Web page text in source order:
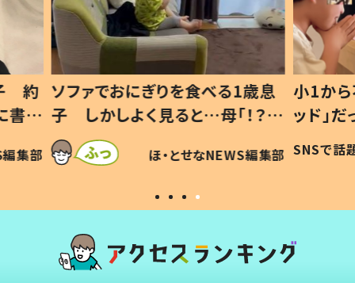
歳息
？」
編集部
小1から不登校、息子は「ギフテ
ッド」だった 父が“ウチ給食”を
作り続ける理由とは #令和の親
#令和の子
SNSで話題 ほ・とせなNEWS編集部
ひ孫
が、抱
「涙
い」